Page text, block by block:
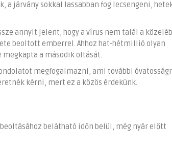
a járvány sokkal lassabban fog lecsengeni,
annyit jelent, hogy a vírus nem talál a
beoltott emberrel. Ahhoz hat-hétmillió olyan
megkapta a második oltását.
megfogalmazni, ami további
kérni, mert ez a közös érdekünk.
belátható időn belül, még nyár előtt